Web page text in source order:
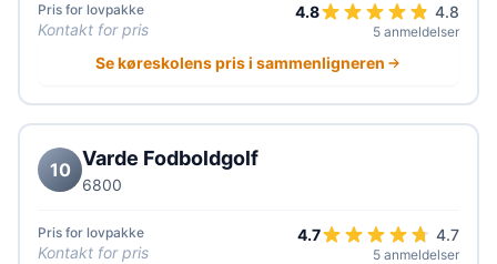
Pris for lovpakke
Kontakt for pris
4.8 4.8
5 anmeldelser
Se køreskolens pris i sammenligneren
10 Varde Fodboldgolf
6800
Pris for lovpakke
Kontakt for pris
4.7 4.7
5 anmeldelser